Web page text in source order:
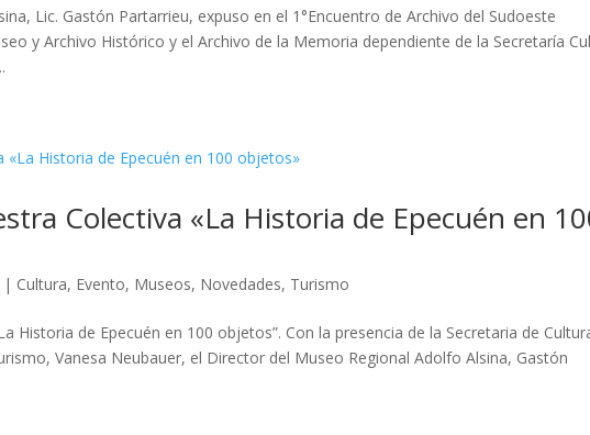
Lic. Gastón Partarrieu, expuso en el 1°Encuentro de Archivo del Sudoeste
y Archivo Histórico y el Archivo de la Memoria dependiente de la Secretaría
Colectiva «La Historia de Epecuén en
| Cultura, Evento, Museos, Novedades, Turismo
Historia de Epecuén en 100 objetos”. Con la presencia de la Secretaria de
Vanesa Neubauer, el Director del Museo Regional Adolfo Alsina, Gastón